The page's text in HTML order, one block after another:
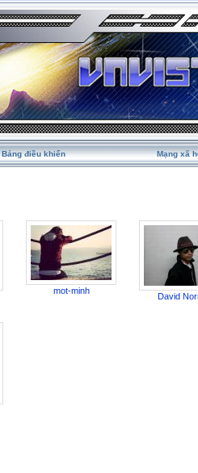
Bảng điều khiển Mạng xã
mot-minh
David